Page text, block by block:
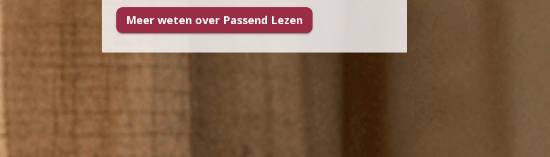
Meer weten over Passend Lezen